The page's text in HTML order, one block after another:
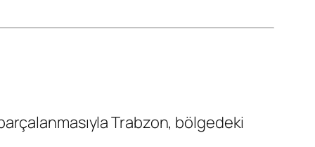
Trabzon, bölgedeki